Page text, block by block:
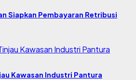
Siapkan Pembayaran Retribusi
Kawasan Industri Pantura